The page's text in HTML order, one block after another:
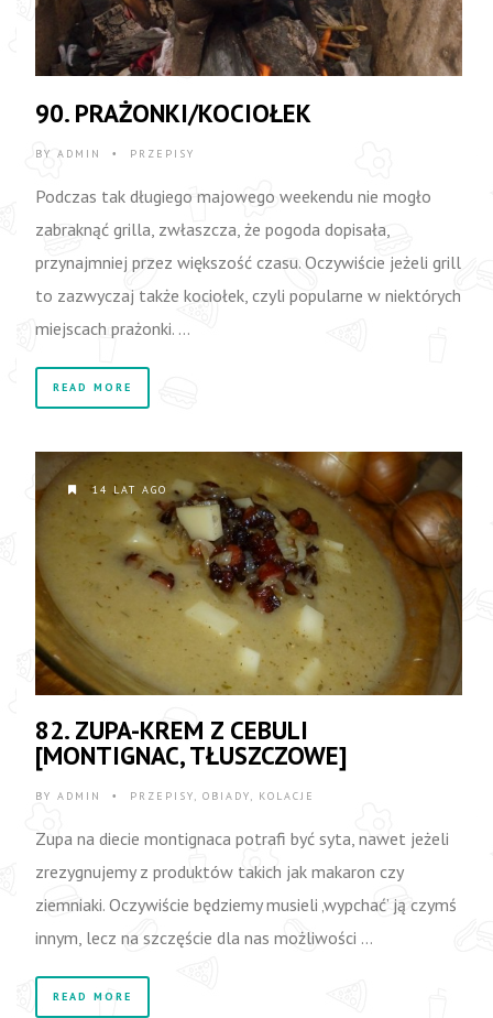
90. PRAŻONKI/KOCIOŁEK
BY ADMIN • PRZEPISY
Podczas tak długiego majowego weekendu nie mogło
zabraknąć grilla, zwłaszcza, że pogoda dopisała,
przynajmniej przez większość czasu. Oczywiście jeżeli grill
to zazwyczaj także kociołek, czyli popularne w niektórych
miejscach prażonki. …
READ MORE
14 LAT AGO
82. ZUPA-KREM Z CEBULI
[MONTIGNAC, TŁUSZCZOWE]
BY ADMIN • PRZEPISY, OBIADY, KOLACJE
Zupa na diecie montignaca potrafi być syta, nawet jeżeli
zrezygnujemy z produktów takich jak makaron czy
ziemniaki. Oczywiście będziemy musieli ‚wypchać’ ją czymś
innym, lecz na szczęście dla nas możliwości …
READ MORE